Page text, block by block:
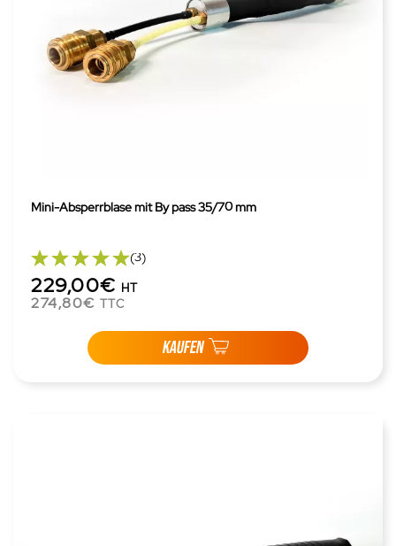
Mini-Absperrblase mit By pass 35/70 mm
(3)
229,00€ HT
274,80€ TTC
KAUFEN